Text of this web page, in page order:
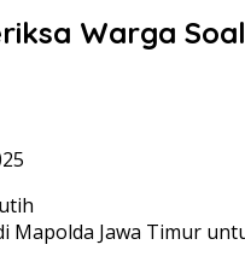
Warga
Mapolda Jawa Timur